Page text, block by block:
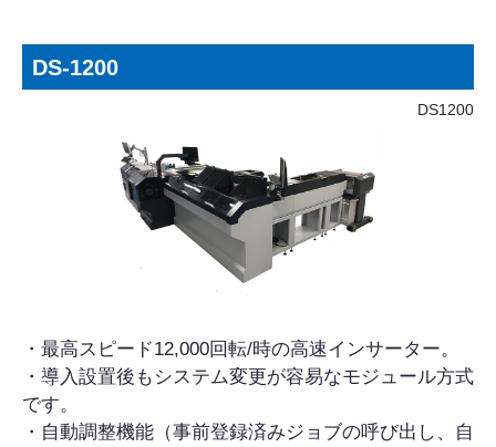
DS-1200
DS1200
・最高スピード12,000回転/時の高速インサーター。
・導入設置後もシステム変更が容易なモジュール方式
です。
・自動調整機能（事前登録済みジョブの呼び出し、自